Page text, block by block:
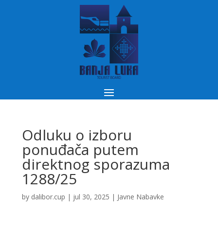
Odluku o izboru
ponuđača putem
direktnog sporazuma
1288/25
by dalibor.cup | jul 30, 2025 | Javne Nabavke